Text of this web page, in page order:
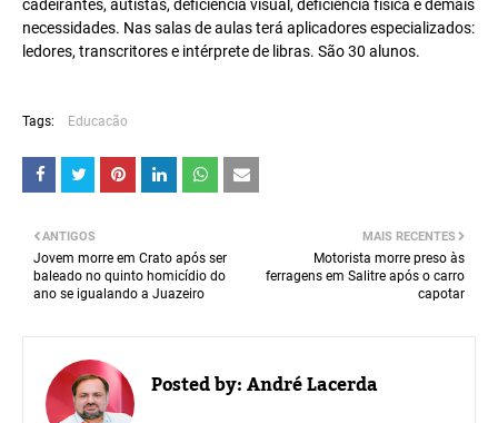
cadeirantes, autistas, deficiência visual, deficiência física e demais
necessidades. Nas salas de aulas terá aplicadores especializados:
ledores, transcritores e intérprete de libras. São 30 alunos.
Tags: Educacão
MAIS RECENTES
Motorista morre preso às
ferragens em Salitre após o carro
capotar
ANTIGOS
Jovem morre em Crato após ser
baleado no quinto homicídio do
ano se igualando a Juazeiro
Posted by:André Lacerda